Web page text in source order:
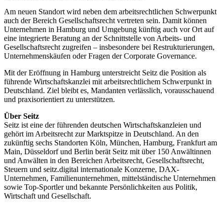
Am neuen Standort wird neben dem arbeitsrechtlichen Schwerpunkt
auch der Bereich Gesellschaftsrecht vertreten sein. Damit können
Unternehmen in Hamburg und Umgebung künftig auch vor Ort auf
eine integrierte Beratung an der Schnittstelle von Arbeits- und
Gesellschaftsrecht zugreifen – insbesondere bei Restrukturierungen,
Unternehmenskäufen oder Fragen der Corporate Governance.
Mit der Eröffnung in Hamburg unterstreicht Seitz die Position als
führende Wirtschaftskanzlei mit arbeitsrechtlichem Schwerpunkt in
Deutschland. Ziel bleibt es, Mandanten verlässlich, vorausschauend
und praxisorientiert zu unterstützen.
Über Seitz
Seitz ist eine der führenden deutschen Wirtschaftskanzleien und
gehört im Arbeitsrecht zur Marktspitze in Deutschland. An den
zukünftig sechs Standorten Köln, München, Hamburg, Frankfurt am
Main, Düsseldorf und Berlin berät Seitz mit über 150 Anwältinnen
und Anwälten in den Bereichen Arbeitsrecht, Gesellschaftsrecht,
Steuern und seitz.digital internationale Konzerne, DAX-
Unternehmen, Familienunternehmen, mittelständische Unternehmen
sowie Top-Sportler und bekannte Persönlichkeiten aus Politik,
Wirtschaft und Gesellschaft.